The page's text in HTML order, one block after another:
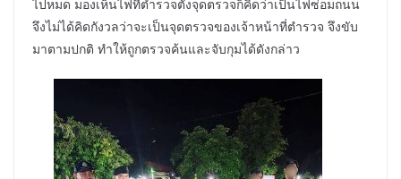
ไปหมด มองเห็นไฟที่ตำรวจตั้งจุดตรวจก็คิดว่าเป็นไฟซ่อมถนน
จึงไม่ได้คิดกังวลว่าจะเป็นจุดตรวจของเจ้าหน้าที่ตำรวจ จึงขับ
มาตามปกติ ทำให้ถูกตรวจค้นและจับกุมได้ดังกล่าว